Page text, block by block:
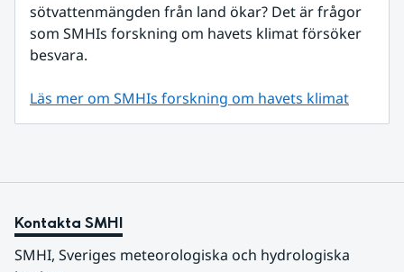
sötvattenmängden från land ökar? Det är frågor
som SMHIs forskning om havets klimat försöker
besvara.
Läs mer om SMHIs forskning om havets klimat
Kontakta SMHI
SMHI, Sveriges meteorologiska och hydrologiska